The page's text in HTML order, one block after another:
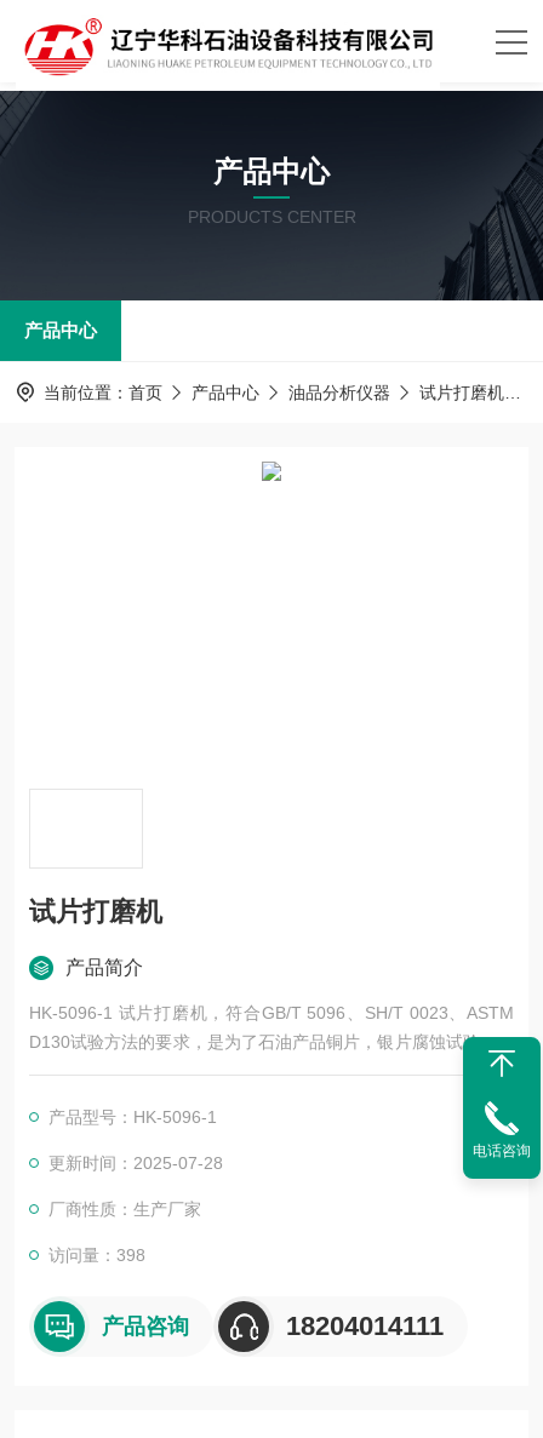
产品中心
PRODUCTS CENTER
产品中心
当前位置： 首页 产品中心 油品分析仪器 试片打磨机
试片打磨机
产品简介
HK-5096-1 试片打磨机，符合GB/T 5096、SH/T 0023、ASTM
D130试验方法的要求，是为了石油产品铜片，银片腐蚀试验开发
的新型磨片装置。该打磨机免去传统试验人工磨片的繁琐工作，
实现了自动旋转打磨，并配备了后续清洗所需的工具，大大方便
了试验中磨片的工作。
产品型号：HK-5096-1
更新时间：2025-07-28
厂商性质：生产厂家
访问量：398
产品咨询 18204014111
电话咨询